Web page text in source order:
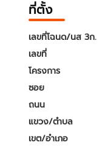
ที่ตั้ง
เลขที่โฉนด/นส 3ก.
เลขที่
โครงการ
ซอย
ถนน
แขวง/ตำบล
เขต/อำเภอ